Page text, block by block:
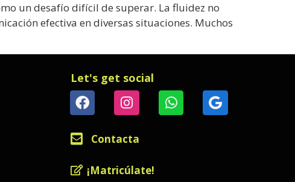
un desafío difícil de superar. La fluidez no
efectiva en diversas situaciones. Muchos
Let's get social
Contacta
¡Matricúlate!